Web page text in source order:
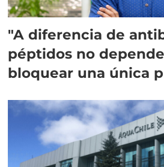
"A diferencia de
péptidos no
bloquear una única